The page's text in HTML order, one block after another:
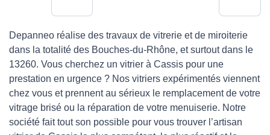
Depanneo réalise des travaux de vitrerie et de miroiterie
dans la totalité des Bouches-du-Rhône, et surtout dans le
13260. Vous cherchez un vitrier à Cassis pour une
prestation en urgence ? Nos vitriers expérimentés viennent
chez vous et prennent au sérieux le remplacement de votre
vitrage brisé ou la réparation de votre menuiserie. Notre
société fait tout son possible pour vous trouver l’artisan